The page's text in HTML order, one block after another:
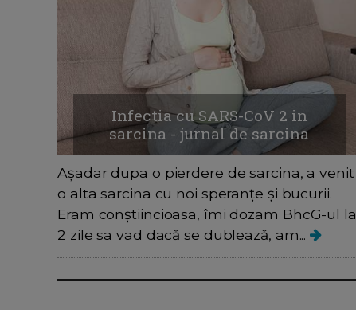
Infectia cu SARS-CoV 2 in
sarcina - jurnal de sarcina
Așadar dupa o pierdere de sarcina, a venit
o alta sarcina cu noi speranțe și bucurii.
Eram conștiincioasa, îmi dozam BhcG-ul la
2 zile sa vad dacă se dublează, am...